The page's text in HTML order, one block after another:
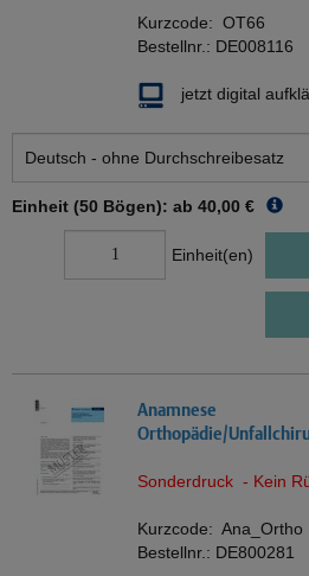
Kurzcode: OT66
Bestellnr.: DE008116
jetzt digital
Einheit (50 Bögen): ab 40,00 €
Einheit(en)
Anamnese
Orthopädie/
Sonderdruck - Kein
Kurzcode: Ana_Ortho
Bestellnr.: DE800281